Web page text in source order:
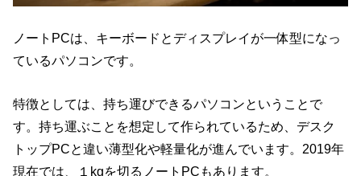
ノートPCは、キーボードとディスプレイが一体型になっ
ているパソコンです。
特徴としては、持ち運びできるパソコンということで
す。持ち運ぶことを想定して作られているため、デスク
トップPCと違い薄型化や軽量化が進んでいます。2019年
現在では、１kgを切るノートPCもあります。